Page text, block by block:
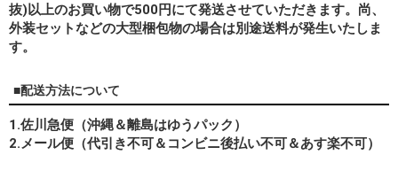
抜)以上のお買い物で500円にて発送させていただきます。尚、
外装セットなどの大型梱包物の場合は別途送料が発生いたしま
す。
■配送方法について
1.佐川急便（沖縄＆離島はゆうパック）
2.メール便（代引き不可＆コンビニ後払い不可＆あす楽不可）